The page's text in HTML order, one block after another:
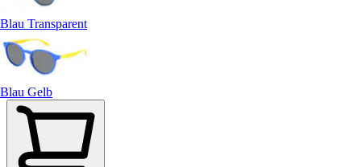
Blau Transparent
Blau Gelb